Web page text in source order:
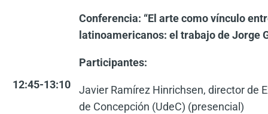
12:45-13:10
Conferencia: “El arte como vínculo
latinoamericanos: el trabajo de Jorge
Participantes:
Javier Ramírez Hinrichsen, director de
de Concepción (UdeC) (presencial)